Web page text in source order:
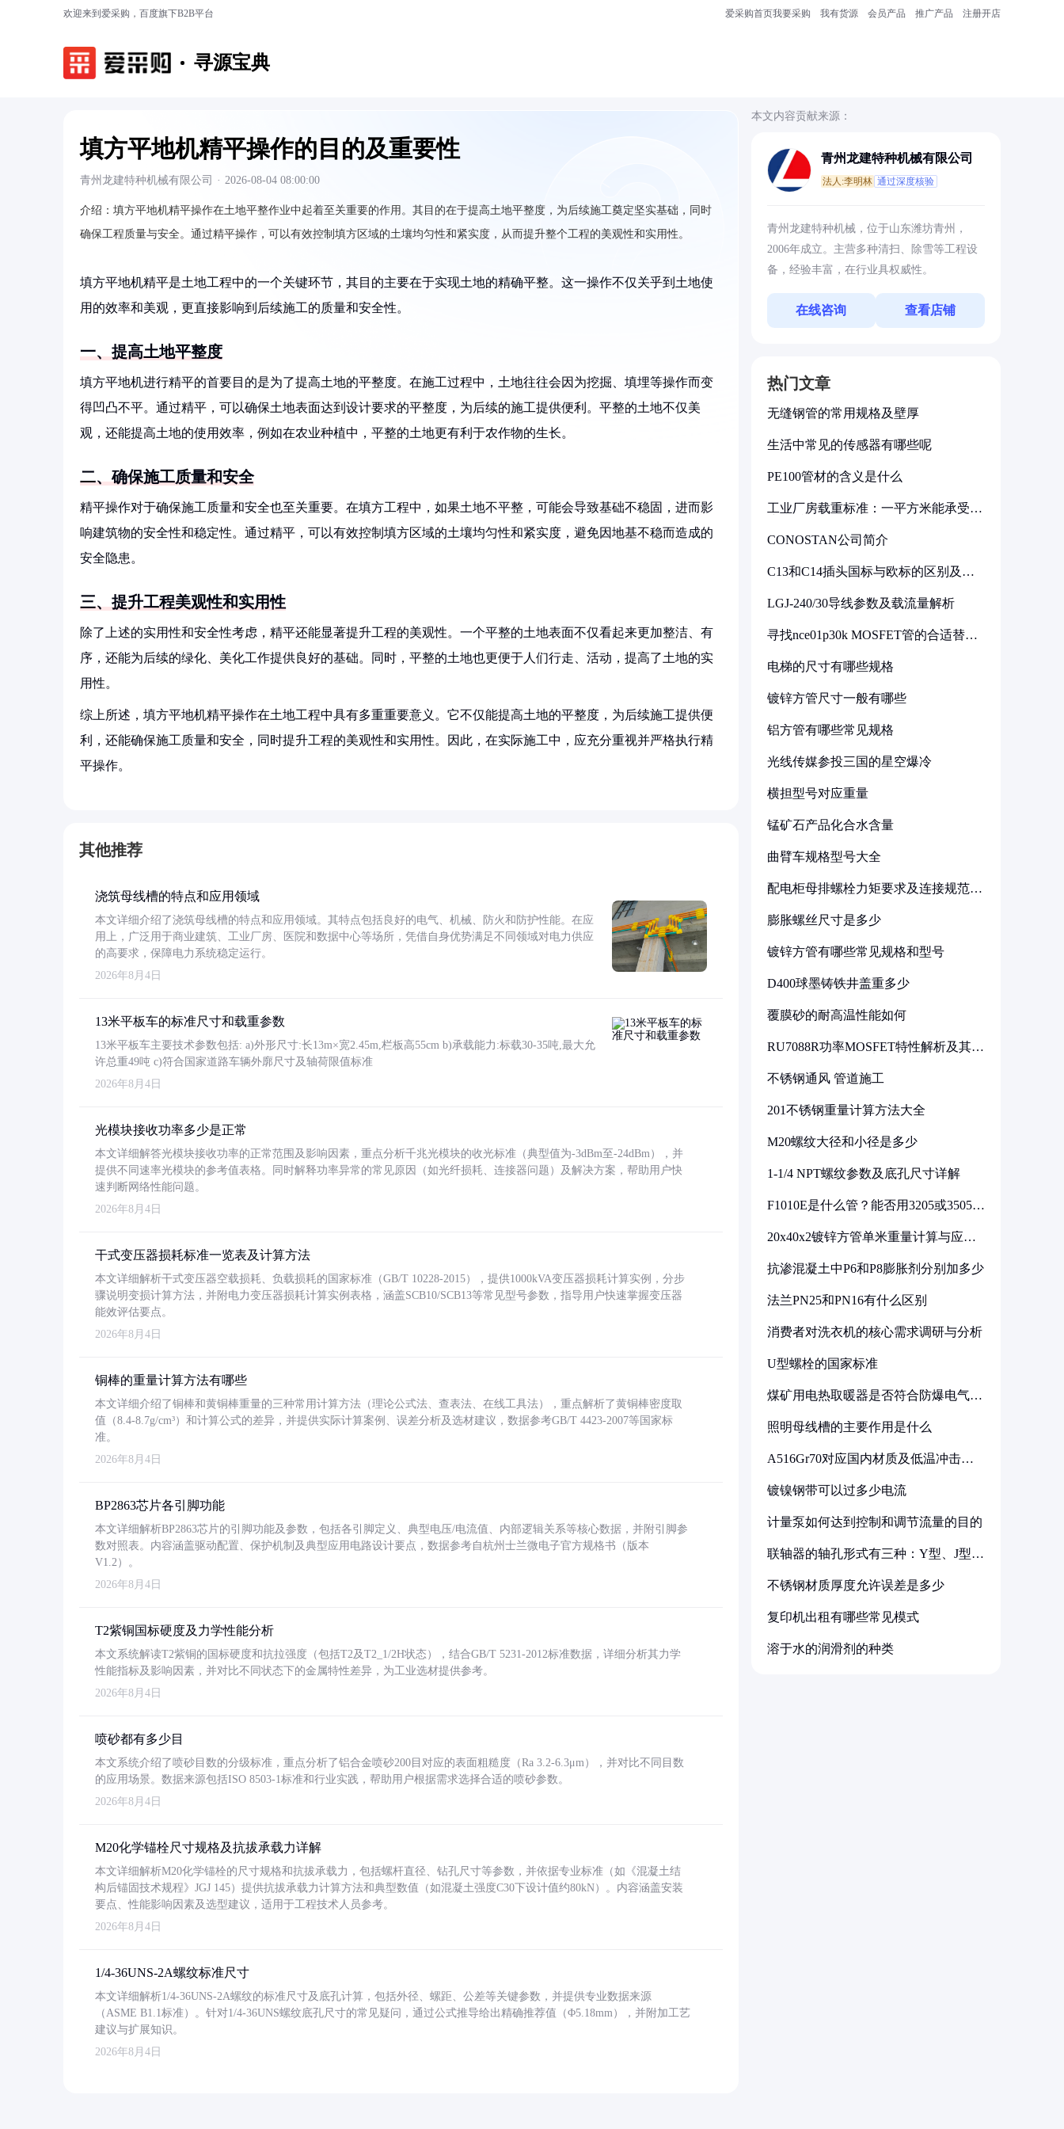
欢迎来到爱采购，百度旗下B2B平台 爱采购首页我要采购 我有货源 会员产品 推广产品 注册开店
寻源宝典
填方平地机精平操作的目的及重要性
青州龙建特种机械有限公司 · 2026-08-04 08:00:00
介绍： 填方平地机精平操作在土地平整作业中起着至关重要的作用。其目的在于提高土地平整度，为后续施工奠定坚实基础，同时
确保工程质量与安全。通过精平操作，可以有效控制填方区域的土壤均匀性和紧实度，从而提升整个工程的美观性和实用性。
填方平地机精平是土地工程中的一个关键环节，其目的主要在于实现土地的精确平整。这一操作不仅关乎到土地使
用的效率和美观，更直接影响到后续施工的质量和安全性。
一、提高土地平整度
填方平地机进行精平的首要目的是为了提高土地的平整度。在施工过程中，土地往往会因为挖掘、填埋等操作而变
得凹凸不平。通过精平，可以确保土地表面达到设计要求的平整度，为后续的施工提供便利。平整的土地不仅美
观，还能提高土地的使用效率，例如在农业种植中，平整的土地更有利于农作物的生长。
二、确保施工质量和安全
精平操作对于确保施工质量和安全也至关重要。在填方工程中，如果土地不平整，可能会导致基础不稳固，进而影
响建筑物的安全性和稳定性。通过精平，可以有效控制填方区域的土壤均匀性和紧实度，避免因地基不稳而造成的
安全隐患。
三、提升工程美观性和实用性
除了上述的实用性和安全性考虑，精平还能显著提升工程的美观性。一个平整的土地表面不仅看起来更加整洁、有
序，还能为后续的绿化、美化工作提供良好的基础。同时，平整的土地也更便于人们行走、活动，提高了土地的实
用性。
综上所述，填方平地机精平操作在土地工程中具有多重重要意义。它不仅能提高土地的平整度，为后续施工提供便
利，还能确保施工质量和安全，同时提升工程的美观性和实用性。因此，在实际施工中，应充分重视并严格执行精
平操作。
其他推荐
浇筑母线槽的特点和应用领域
本文详细介绍了浇筑母线槽的特点和应用领域。其特点包括良好的电气、机械、防火和防护性能。在应
用上，广泛用于商业建筑、工业厂房、医院和数据中心等场所，凭借自身优势满足不同领域对电力供应
的高要求，保障电力系统稳定运行。
2026年8月4日
13米平板车的标准尺寸和载重参数
13米平板车主要技术参数包括: a)外形尺寸:长13m×宽2.45m,栏板高55cm b)承载能力:标载30-35吨,最大允
许总重49吨 c)符合国家道路车辆外廓尺寸及轴荷限值标准
2026年8月4日
光模块接收功率多少是正常
本文详细解答光模块接收功率的正常范围及影响因素，重点分析千兆光模块的收光标准（典型值为-3dBm至-24dBm），并
提供不同速率光模块的参考值表格。同时解释功率异常的常见原因（如光纤损耗、连接器问题）及解决方案，帮助用户快
速判断网络性能问题。
2026年8月4日
干式变压器损耗标准一览表及计算方法
本文详细解析干式变压器空载损耗、负载损耗的国家标准（GB/T 10228-2015），提供1000kVA变压器损耗计算实例，分步
骤说明变损计算方法，并附电力变压器损耗计算实例表格，涵盖SCB10/SCB13等常见型号参数，指导用户快速掌握变压器
能效评估要点。
2026年8月4日
铜棒的重量计算方法有哪些
本文详细介绍了铜棒和黄铜棒重量的三种常用计算方法（理论公式法、查表法、在线工具法），重点解析了黄铜棒密度取
值（8.4-8.7g/cm³）和计算公式的差异，并提供实际计算案例、误差分析及选材建议，数据参考GB/T 4423-2007等国家标
准。
2026年8月4日
BP2863芯片各引脚功能
本文详细解析BP2863芯片的引脚功能及参数，包括各引脚定义、典型电压/电流值、内部逻辑关系等核心数据，并附引脚参
数对照表。内容涵盖驱动配置、保护机制及典型应用电路设计要点，数据参考自杭州士兰微电子官方规格书（版本
V1.2）。
2026年8月4日
T2紫铜国标硬度及力学性能分析
本文系统解读T2紫铜的国标硬度和抗拉强度（包括T2及T2_1/2H状态），结合GB/T 5231-2012标准数据，详细分析其力学
性能指标及影响因素，并对比不同状态下的金属特性差异，为工业选材提供参考。
2026年8月4日
喷砂都有多少目
本文系统介绍了喷砂目数的分级标准，重点分析了铝合金喷砂200目对应的表面粗糙度（Ra 3.2-6.3μm），并对比不同目数
的应用场景。数据来源包括ISO 8503-1标准和行业实践，帮助用户根据需求选择合适的喷砂参数。
2026年8月4日
M20化学锚栓尺寸规格及抗拔承载力详解
本文详细解析M20化学锚栓的尺寸规格和抗拔承载力，包括螺杆直径、钻孔尺寸等参数，并依据专业标准（如《混凝土结
构后锚固技术规程》JGJ 145）提供抗拔承载力计算方法和典型数值（如混凝土强度C30下设计值约80kN）。内容涵盖安装
要点、性能影响因素及选型建议，适用于工程技术人员参考。
2026年8月4日
1/4-36UNS-2A螺纹标准尺寸
本文详细解析1/4-36UNS-2A螺纹的标准尺寸及底孔计算，包括外径、螺距、公差等关键参数，并提供专业数据来源
（ASME B1.1标准）。针对1/4-36UNS螺纹底孔尺寸的常见疑问，通过公式推导给出精确推荐值（Φ5.18mm），并附加工艺
建议与扩展知识。
2026年8月4日
本文内容贡献来源：
青州龙建特种机械有限公司
法人:李明林 通过深度核验
青州龙建特种机械，位于山东潍坊青州，
2006年成立。主营多种清扫、除雪等工程设
备，经验丰富，在行业具权威性。
在线咨询 查看店铺
热门文章
无缝钢管的常用规格及壁厚
生活中常见的传感器有哪些呢
PE100管材的含义是什么
工业厂房载重标准：一平方米能承受多
CONOSTAN公司简介
C13和C14插头国标与欧标的区别及其
LGJ-240/30导线参数及载流量解析
寻找nce01p30k MOSFET管的合适替代
电梯的尺寸有哪些规格
镀锌方管尺寸一般有哪些
铝方管有哪些常见规格
光线传媒参投三国的星空爆冷
横担型号对应重量
锰矿石产品化合水含量
曲臂车规格型号大全
配电柜母排螺栓力矩要求及连接规范详
膨胀螺丝尺寸是多少
镀锌方管有哪些常见规格和型号
D400球墨铸铁井盖重多少
覆膜砂的耐高温性能如何
RU7088R功率MOSFET特性解析及其在
不锈钢通风 管道施工
201不锈钢重量计算方法大全
M20螺纹大径和小径是多少
1-1/4 NPT螺纹参数及底孔尺寸详解
F1010E是什么管？能否用3205或3505代
20x40x2镀锌方管单米重量计算与应用
抗渗混凝土中P6和P8膨胀剂分别加多少
法兰PN25和PN16有什么区别
消费者对洗衣机的核心需求调研与分析
U型螺栓的国家标准
煤矿用电热取暖器是否符合防爆电气设
照明母线槽的主要作用是什么
A516Gr70对应国内材质及低温冲击要
镀镍钢带可以过多少电流
计量泵如何达到控制和调节流量的目的
联轴器的轴孔形式有三种：Y型、J型、
不锈钢材质厚度允许误差是多少
复印机出租有哪些常见模式
溶于水的润滑剂的种类